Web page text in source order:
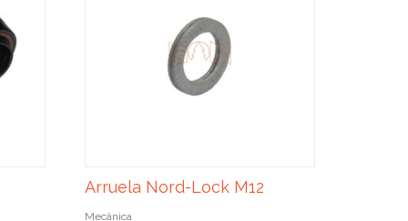
Arruela Nord-Lock M12
Mecânica